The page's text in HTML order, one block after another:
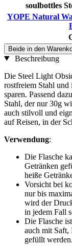
soulbottles
YOPE Natural
Beide in den
Beschreibung
Die Steel Light
rostfreiem Stahl
sparen. Passend
Stahl, der nur 30g
auch stilvoll und
auf Reisen, in der
Verwendung:
Die Flasche
Getränken
heiße
Vorsicht bei
nur bis
wird der
in jedem Fall
Die Flasche
auch mit Saft,
gefüllt werden.